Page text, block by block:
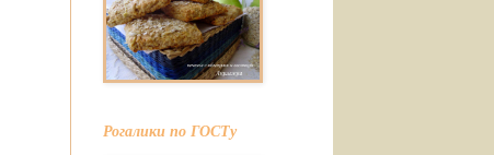
Рогалики по ГОСТу